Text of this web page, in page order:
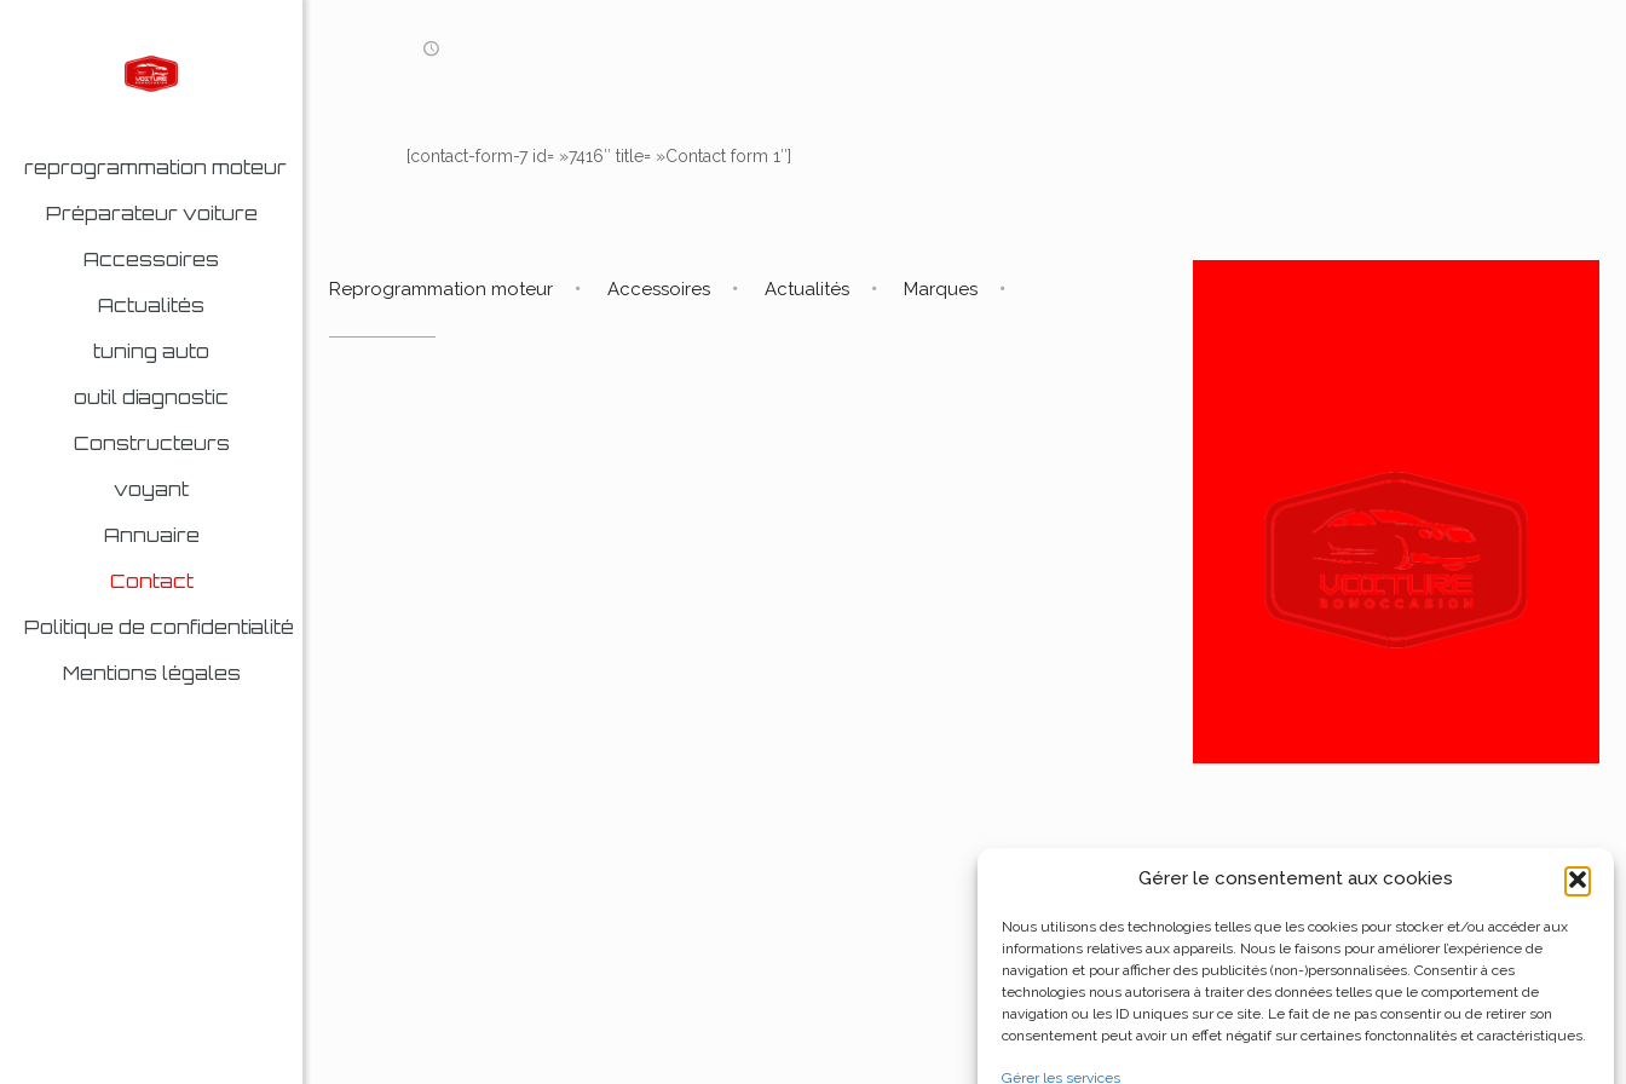
Gérer le consentement aux cookies
Nous utilisons des technologies telles que les cookies pour stocker et/ou accéder aux
informations relatives aux appareils. Nous le faisons pour améliorer l’expérience de
navigation et pour afficher des publicités (non-)personnalisées. Consentir à ces
technologies nous autorisera à traiter des données telles que le comportement de
navigation ou les ID uniques sur ce site. Le fait de ne pas consentir ou de retirer son
consentement peut avoir un effet négatif sur certaines fonctonnalités et caractéristiques.
Gérer les services
reprogrammation moteur
Préparateur voiture
Accessoires
Actualités
tuning auto
outil diagnostic
Constructeurs
voyant
Annuaire
Contact
Politique de confidentialité
Mentions légales
[contact-form-7 id= »7416″ title= »Contact form 1″]
Reprogrammation moteur Accessoires Actualités Marques